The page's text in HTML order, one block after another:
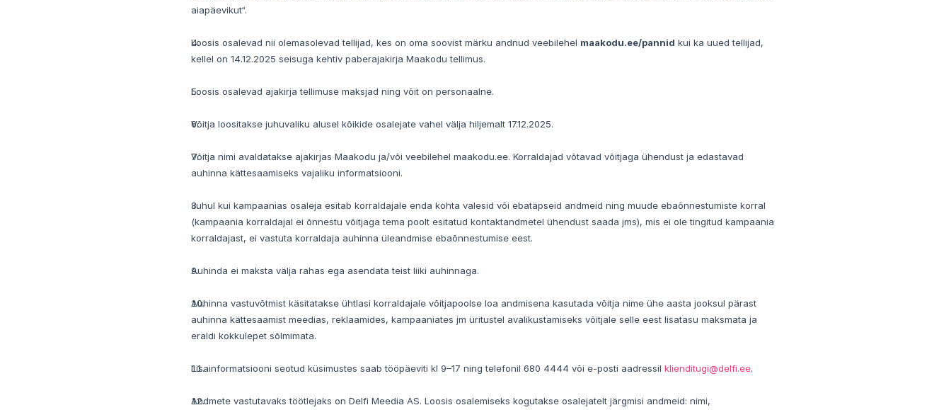
aiapäevikut“.
Loosis osalevad nii olemasolevad tellijad, kes on oma soovist märku andnud veebilehel maakodu.ee/pannid kui ka uued tellijad,
kellel on 14.12.2025 seisuga kehtiv paberajakirja Maakodu tellimus.
Loosis osalevad ajakirja tellimuse maksjad ning võit on personaalne.
Võitja loositakse juhuvaliku alusel kõikide osalejate vahel välja hiljemalt 17.12.2025.
Võitja nimi avaldatakse ajakirjas Maakodu ja/või veebilehel maakodu.ee. Korraldajad võtavad võitjaga ühendust ja edastavad
auhinna kättesaamiseks vajaliku informatsiooni.
Juhul kui kampaanias osaleja esitab korraldajale enda kohta valesid või ebatäpseid andmeid ning muude ebaõnnestumiste korral
(kampaania korraldajal ei õnnestu võitjaga tema poolt esitatud kontaktandmetel ühendust saada jms), mis ei ole tingitud kampaania
korraldajast, ei vastuta korraldaja auhinna üleandmise ebaõnnestumise eest.
Auhinda ei maksta välja rahas ega asendata teist liiki auhinnaga.
Auhinna vastuvõtmist käsitatakse ühtlasi korraldajale võitjapoolse loa andmisena kasutada võitja nime ühe aasta jooksul pärast
auhinna kättesaamist meedias, reklaamides, kampaaniates jm üritustel avalikustamiseks võitjale selle eest lisatasu maksmata ja
eraldi kokkulepet sõlmimata.
Lisainformatsiooni seotud küsimustes saab tööpäeviti kl 9–17 ning telefonil 680 4444 või e-posti aadressil klienditugi@delfi.ee.
Andmete vastutavaks töötlejaks on Delfi Meedia AS. Loosis osalemiseks kogutakse osalejatelt järgmisi andmeid: nimi,